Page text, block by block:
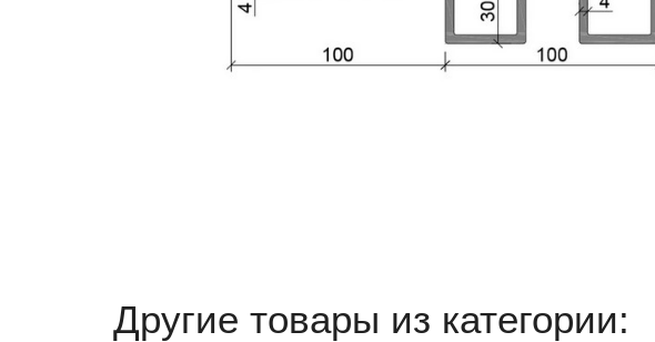
Другие товары из категории: